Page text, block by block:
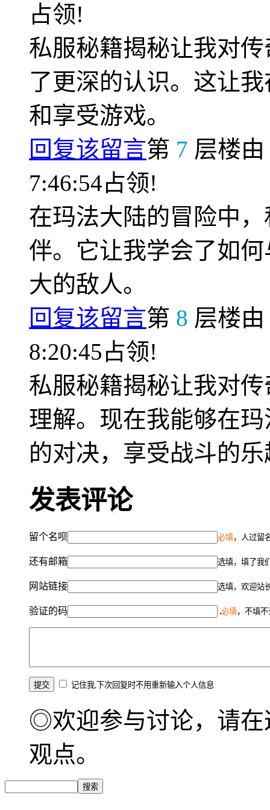
占领!
私服秘籍揭秘让我对
了更深的认识。这让
和享受游戏。
回复该留言第 7 层楼由
7:46:54占领!
在玛法大陆的冒险中
伴。它让我学会了如
大的敌人。
回复该留言第 8 层楼由
8:20:45占领!
私服秘籍揭秘让我对
理解。现在我能够在
的对决，享受战斗的
发表评论
留个名呗 必填，人过留
还有邮箱 选填，填了我
网站链接 选填，欢迎站
验证的码 必填，不填
记住我,下次回复时不用重新输入个人信息
◎欢迎参与讨论，请在
观点。